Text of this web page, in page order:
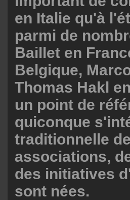
en Italie qu'à
parmi de
Baillet en
Belgique,
Thomas Hakl
un point de
quiconque
traditionnelle
associations,
des initiatives
sont nées.